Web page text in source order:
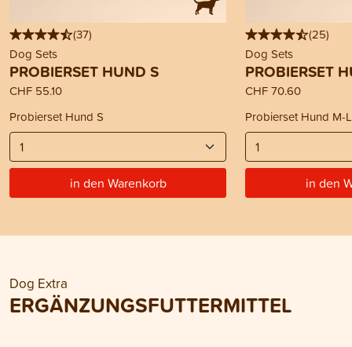
(37)
Dog Sets
PROBIERSET HUND S
CHF 55.10
Probierset Hund S
in den Warenkorb
(25)
Dog Sets
PROBIERSET
CHF 70.60
Probierset Hund M-L
in den
Dog Extra
ERGÄNZUNGSFUTTERMITTEL